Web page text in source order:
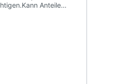
Anteile